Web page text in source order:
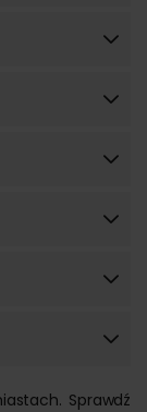
Sprawdź